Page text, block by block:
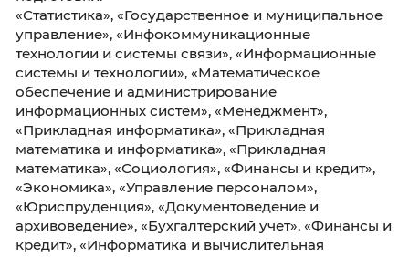
для должностей ведущей группы категории
«руководители», старшей группы категории
«специалисты» - высшее образование –
бакалавриат по специальности,
подготовки:
«Статистика», «Государственное и
управление», «Инфокоммуникационные
технологии и системы связи»,
системы и технологии», «Математическое
обеспечение и администрирование